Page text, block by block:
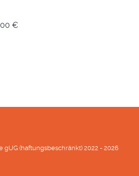
€
gUG (haftungsbeschränkt) 2022 - 2026